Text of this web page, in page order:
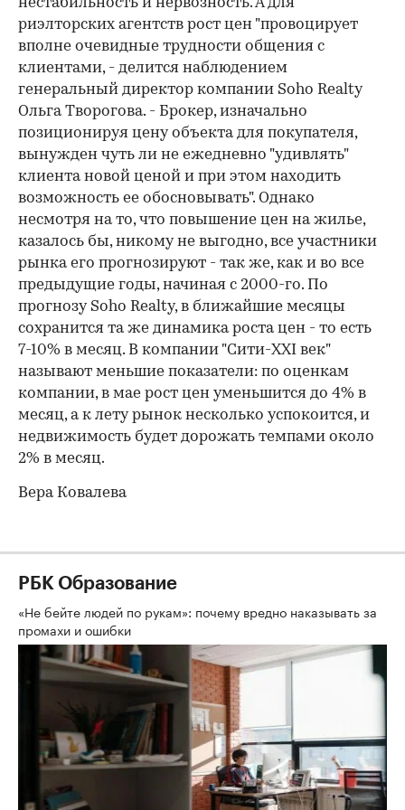
нестабильность и нервозность. А для
риэлторских агентств рост цен "провоцирует
вполне очевидные трудности общения с
клиентами, - делится наблюдением
генеральный директор компании Soho Realty
Ольга Творогова. - Брокер, изначально
позиционируя цену объекта для покупателя,
вынужден чуть ли не ежедневно "удивлять"
клиента новой ценой и при этом находить
возможность ее обосновывать". Однако
несмотря на то, что повышение цен на жилье,
казалось бы, никому не выгодно, все участники
рынка его прогнозируют - так же, как и во все
предыдущие годы, начиная с 2000-го. По
прогнозу Soho Realty, в ближайшие месяцы
сохранится та же динамика роста цен - то есть
7-10% в месяц. В компании "Сити-XXI век"
называют меньшие показатели: по оценкам
компании, в мае рост цен уменьшится до 4% в
месяц, а к лету рынок несколько успокоится, и
недвижимость будет дорожать темпами около
2% в месяц.
Вера Ковалева
РБК Образование
«Не бейте людей по рукам»: почему вредно наказывать за
промахи и ошибки